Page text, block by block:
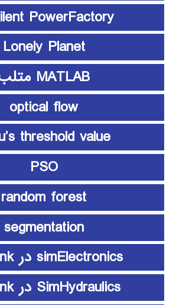
PowerFactory
Lonely Planet
MATLAB متلب
optical flow
threshold value
PSO
random forest
segmentation
simElectronics در Simulink
SimHydraulics در simulink